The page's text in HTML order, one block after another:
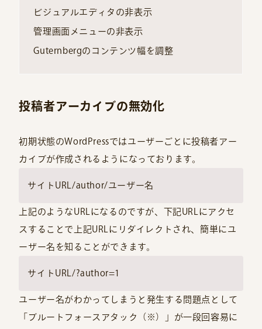
ビジュアルエディタの非表示
管理画面メニューの非表示
Guternbergのコンテンツ幅を調整
投稿者アーカイブの無効化
初期状態のWordPressではユーザーごとに投稿者アー
カイブが作成されるようになっております。
サイトURL/author/ユーザー名
上記のようなURLになるのですが、下記URLにアクセ
スすることで上記URLにリダイレクトされ、簡単にユ
ーザー名を知ることができます。
サイトURL/?author=1
ユーザー名がわかってしまうと発生する問題点として
「ブルートフォースアタック（※）」が一段回容易に